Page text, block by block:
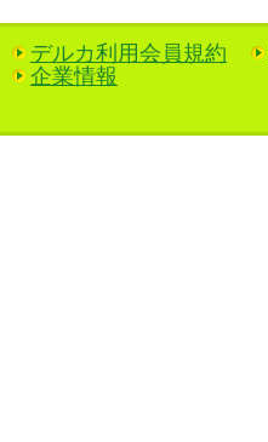
デルカ利用会員規約
企業情報